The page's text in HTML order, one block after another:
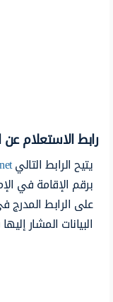
رابط الاستعلام عن
يتيح الرابط التالي
برقم الإقامة في
على الرابط
البيانات المشار